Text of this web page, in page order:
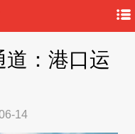
道：港口运
14